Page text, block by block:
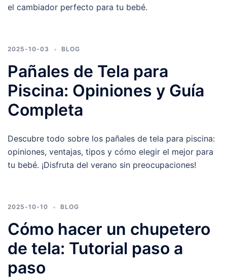
el cambiador perfecto para tu bebé.
2025-10-03 BLOG
Pañales de Tela para
Piscina: Opiniones y Guía
Completa
Descubre todo sobre los pañales de tela para piscina:
opiniones, ventajas, tipos y cómo elegir el mejor para
tu bebé. ¡Disfruta del verano sin preocupaciones!
2025-10-10 BLOG
Cómo hacer un chupetero
de tela: Tutorial paso a
paso